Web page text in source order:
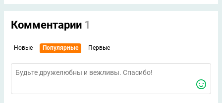
Комментарии 1
Новые Популярные Первые